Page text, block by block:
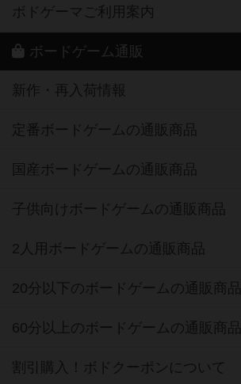
ボドゲーマご利用案内
ボードゲーム通販
新作・再入荷情報
定番ボードゲームの通販商品
国産ボードゲームの通販商品
子供向けボードゲームの通販商品
2人用ボードゲームの通販商品
20分以下のボードゲームの通販商品
60分以上のボードゲームの通販商品
割引購入！ボドクーポンについて